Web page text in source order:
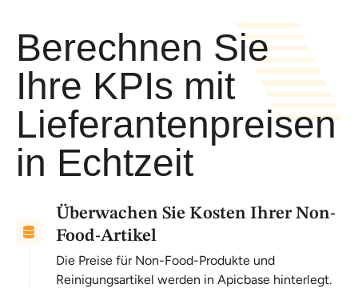
Berechnen Sie
Ihre KPIs mit
Lieferantenpreisen
in Echtzeit
Überwachen Sie Kosten Ihrer Non-
Food-Artikel
Die Preise für Non-Food-Produkte und
Reinigungsartikel werden in Apicbase hinterlegt.